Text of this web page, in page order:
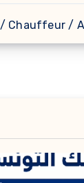
Chauffeur /